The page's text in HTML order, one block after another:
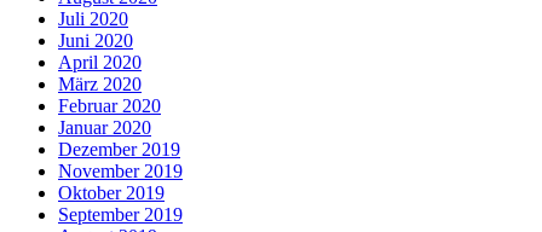
Juli 2020
Juni 2020
April 2020
März 2020
Februar 2020
Januar 2020
Dezember 2019
November 2019
Oktober 2019
September 2019